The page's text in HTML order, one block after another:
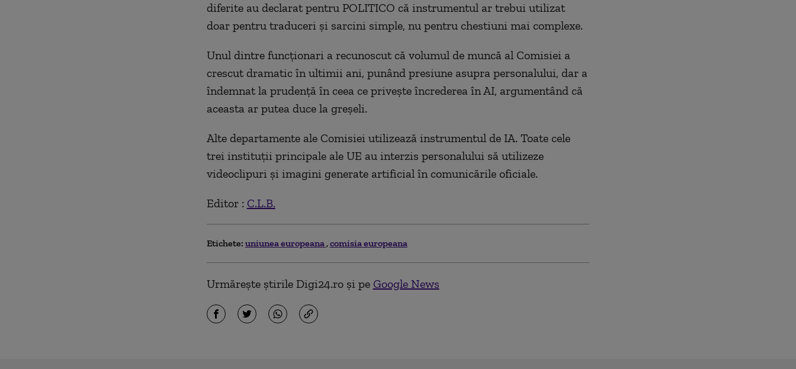
diferite au declarat pentru POLITICO că instrumentul ar trebui utilizat
doar pentru traduceri şi sarcini simple, nu pentru chestiuni mai complexe.
Unul dintre funcţionari a recunoscut că volumul de muncă al Comisiei a
crescut dramatic în ultimii ani, punând presiune asupra personalului, dar a
îndemnat la prudenţă în ceea ce priveşte încrederea în AI, argumentând că
aceasta ar putea duce la greşeli.
Alte departamente ale Comisiei utilizează instrumentul de IA. Toate cele
trei instituţii principale ale UE au interzis personalului să utilizeze
videoclipuri şi imagini generate artificial în comunicările oficiale.
Editor : C.L.B.
Etichete: uniunea europeana comisia europeana
Urmărește știrile Digi24.ro și pe Google News